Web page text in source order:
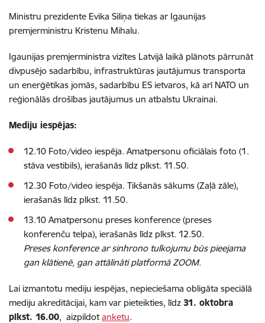
Ministru prezidente Evika Siliņa tiekas ar Igaunijas
premjerministru Kristenu Mihalu.
Igaunijas premjerministra vizītes Latvijā laikā plānots pārrunāt
divpusējo sadarbību, infrastruktūras jautājumus transporta
un enerģētikas jomās, sadarbību ES ietvaros, kā arī NATO un
reģionālās drošības jautājumus un atbalstu Ukrainai.
Mediju iespējas:
12.10 Foto/video iespēja. Amatpersonu oficiālais foto (1.
stāva vestibils), ierašanās līdz plkst. 11.50.
12.30 Foto/video iespēja. Tikšanās sākums (Zaļā zāle),
ierašanās līdz plkst. 11.50.
13.10 Amatpersonu preses konference (preses
konferenču telpa), ierašanās līdz plkst. 12.50.
Preses konference ar sinhrono tulkojumu būs pieejama
gan klātienē, gan attālināti platformā ZOOM.
Lai izmantotu mediju iespējas, nepieciešama obligāta speciālā
mediju akreditācijai, kam var pieteikties, līdz 31. oktobra
plkst. 16.00, aizpildotanketu.